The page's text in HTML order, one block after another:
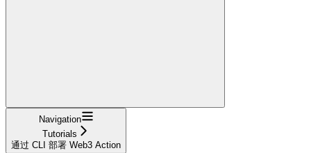
Navigation
Tutorials
通过 CLI 部署 Web3 Action